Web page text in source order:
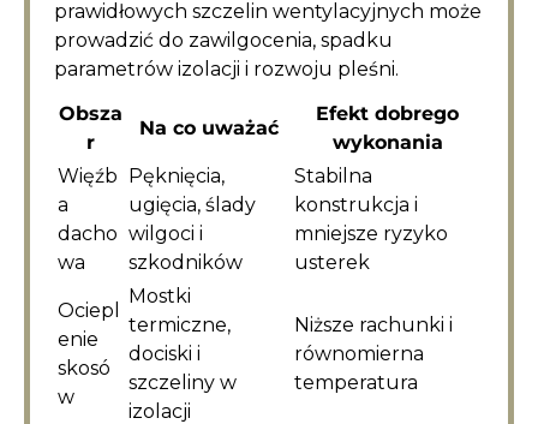
prawidłowych szczelin wentylacyjnych może
prowadzić do zawilgocenia, spadku
parametrów izolacji i rozwoju pleśni.
Obsza
r
Na co uważać
Efekt dobrego
wykonania
Więźb
a
dacho
wa
Pęknięcia,
ugięcia, ślady
wilgoci i
szkodników
Stabilna
konstrukcja i
mniejsze ryzyko
usterek
Ociepl
enie
skosó
w
Mostki
termiczne,
dociski i
szczeliny w
izolacji
Niższe rachunki i
równomierna
temperatura